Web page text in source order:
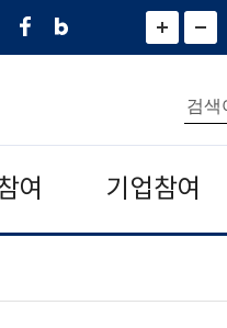
페
네
그
)
화
면
면
소
통
합
검
색
여 기업참여